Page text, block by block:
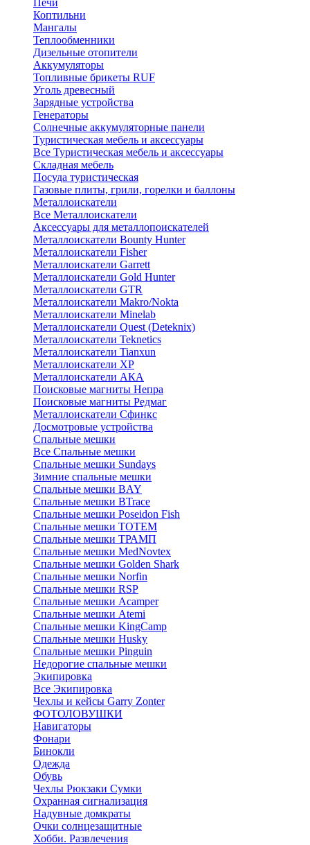
Печи
Коптильни
Мангалы
Теплообменники
Дизельные отопители
Аккумуляторы
Топливные брикеты RUF
Уголь древесный
Зарядные устройства
Генераторы
Солнечные аккумуляторные панели
Туристическая мебель и аксессуары
Все Туристическая мебель и аксессуары
Складная мебель
Посуда туристическая
Газовые плиты, грили, горелки и баллоны
Металлоискатели
Все Металлоискатели
Аксессуары для металлопоискателей
Металлоискатели Bounty Hunter
Металлоискатели Fisher
Металлоискатели Garrett
Металлоискатели Gold Hunter
Металлоискатели GTR
Металлоискатели Makro/Nokta
Металлоискатели Minelab
Металлоискатели Quest (Deteknix)
Металлоискатели Teknetics
Металлоискатели Tianxun
Металлоискатели XP
Металлоискатели АКА
Поисковые магниты Непра
Поисковые магниты Редмаг
Металлоискатели Сфинкс
Досмотровые устройства
Спальные мешки
Все Спальные мешки
Спальные мешки Sundays
Зимние спальные мешки
Спальные мешки BAY
Спальные мешки BTrace
Спальные мешки Poseidon Fish
Спальные мешки ТОТЕМ
Спальные мешки ТРАМП
Cпальные мешки MedNovtex
Спальные мешки Golden Shark
Спальные мешки Norfin
Спальные мешки RSP
Спальные мешки Acamper
Спальные мешки Atemi
Спальные мешки KingCamp
Спальные мешки Husky
Спальные мешки Pinguin
Недорогие спальные мешки
Экипировка
Все Экипировка
Чехлы и кейсы Garry Zonter
ФОТОЛОВУШКИ
Навигаторы
Фонари
Бинокли
Одежда
Обувь
Чехлы Рюкзаки Сумки
Охранная сигнализация
Надувные домкраты
Очки солнцезащитные
Хобби. Развлечения